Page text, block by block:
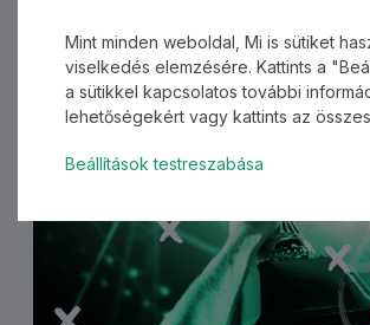
Mint minden weboldal, Mi is sütiket
viselkedés elemzésére. Kattints a
a sütikkel kapcsolatos további
lehetőségekért vagy kattints az
Beállítások testreszabása